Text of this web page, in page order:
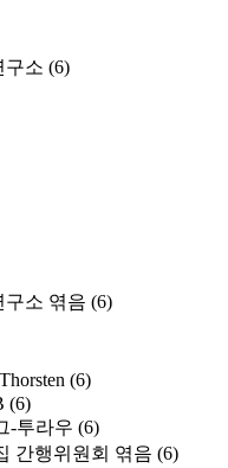
구소 (6)
구소 엮음 (6)
(6)
(6)
-투라우 (6)
간행위원회 엮음 (6)